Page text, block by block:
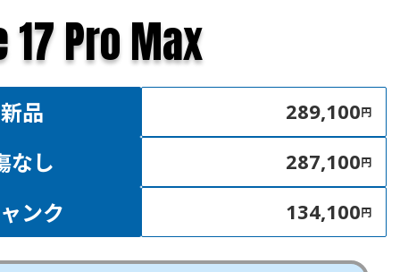
17 Pro Max
新品 289,100円
なし 287,100円
ンク 134,100円